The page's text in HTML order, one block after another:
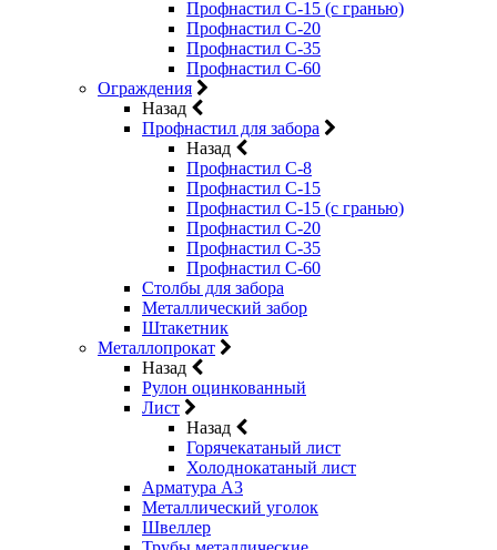
Профнастил С-15 (с гранью)
Профнастил С-20
Профнастил С-35
Профнастил С-60
Ограждения
Назад
Профнастил для забора
Назад
Профнастил С-8
Профнастил С-15
Профнастил С-15 (с гранью)
Профнастил С-20
Профнастил С-35
Профнастил С-60
Столбы для забора
Металлический забор
Штакетник
Металлопрокат
Назад
Рулон оцинкованный
Лист
Назад
Горячекатаный лист
Холоднокатаный лист
Арматура А3
Металлический уголок
Швеллер